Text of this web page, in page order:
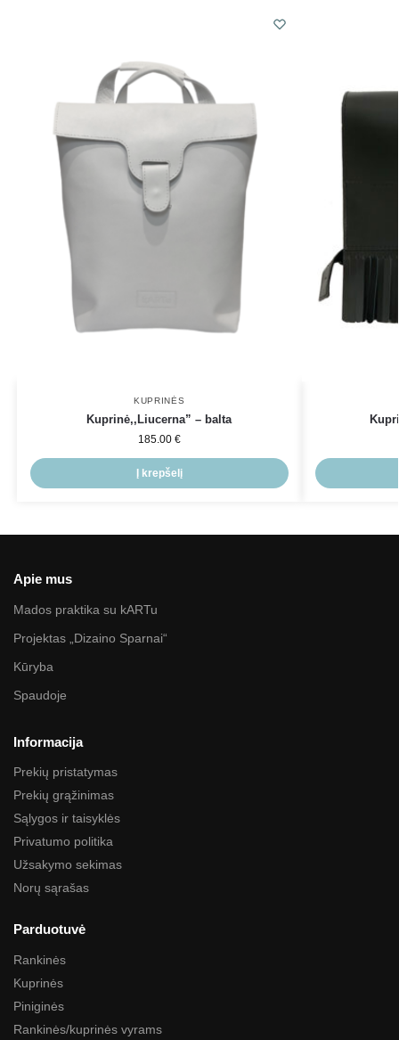
KUPRINĖS
Kuprinė,,Liucerna” – balta
185.00 €
Į krepšelį
Apie mus
Mados praktika su kARTu
Projektas „Dizaino Sparnai“
Kūryba
Spaudoje
Informacija
Prekių pristatymas
Prekių grąžinimas
Sąlygos ir taisyklės
Privatumo politika
Užsakymo sekimas
Norų sąrašas
Parduotuvė
Rankinės
Kuprinės
Piniginės
Rankinės/kuprinės vyrams